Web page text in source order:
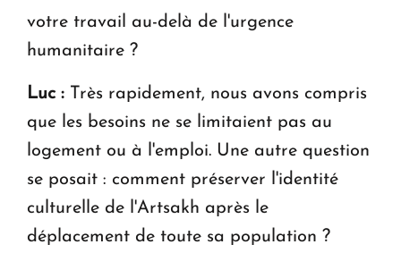
votre travail au-delà de l'urgence
humanitaire ?
Luc : Très rapidement, nous avons compris
que les besoins ne se limitaient pas au
logement ou à l'emploi. Une autre question
se posait : comment préserver l'identité
culturelle de l'Artsakh après le
déplacement de toute sa population ?